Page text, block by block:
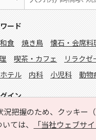
把握のため、クッキー
ては、
「当社ウェブサ
ード
和食 焼き鳥 懐石・会席料
喫茶・カフェ リラクゼ
テル
内科 小児科 動物
イン